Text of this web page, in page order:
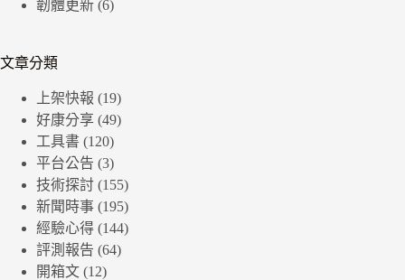
韌體更新 (6)
文章分類
上架快報 (19)
好康分享 (49)
工具書 (120)
平台公告 (3)
技術探討 (155)
新聞時事 (195)
經驗心得 (144)
評測報告 (64)
開箱文 (12)